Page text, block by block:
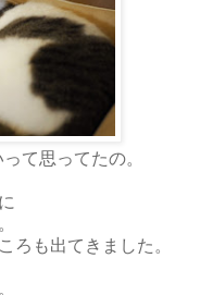
て思ってたの。
ろも出てきました。